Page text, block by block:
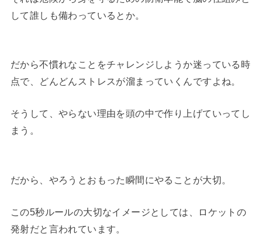
して誰しも備わっているとか。
だから不慣れなことをチャレンジしようか迷っている時
点で、どんどんストレスが溜まっていくんですよね。
そうして、やらない理由を頭の中で作り上げていってし
まう。
だから、やろうとおもった瞬間にやることが大切。
この5秒ルールの大切なイメージとしては、ロケットの
発射だと言われています。